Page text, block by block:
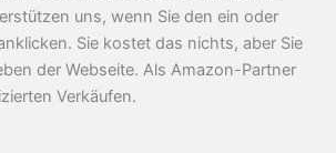
uns, wenn Sie den ein oder
Sie kostet das nichts, aber Sie
der Webseite. Als Amazon-Partner
Verkäufen.